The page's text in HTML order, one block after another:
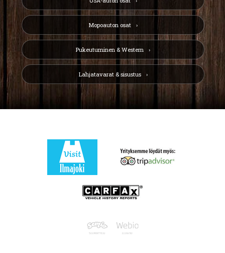
Mopoauton osat
Pukeutuminen & Western
Lahjatavarat & sisustus